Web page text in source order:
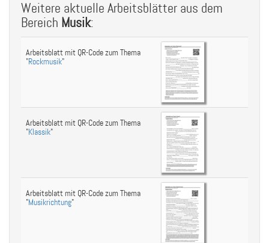
Weitere aktuelle Arbeitsblätter aus dem
Bereich Musik:
Arbeitsblatt mit QR-Code zum Thema
"Rockmusik"
Arbeitsblatt mit QR-Code zum Thema
"Klassik"
Arbeitsblatt mit QR-Code zum Thema
"Musikrichtung"